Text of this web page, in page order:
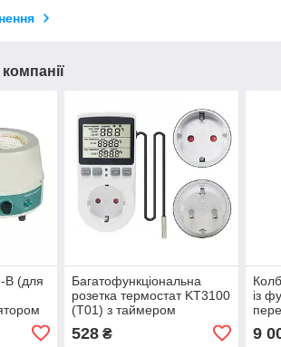
B (для
Багатофункціональна
розетка термостат KT3100
(Т01) з таймером
регулятор температури 16
A, 220 В
528₴
із
9